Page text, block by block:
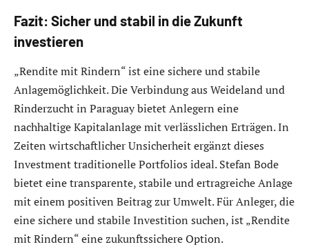
Fazit: Sicher und stabil in die Zukunft
investieren
„Rendite mit Rindern“ ist eine sichere und stabile
Anlagemöglichkeit. Die Verbindung aus Weideland und
Rinderzucht in Paraguay bietet Anlegern eine
nachhaltige Kapitalanlage mit verlässlichen Erträgen. In
Zeiten wirtschaftlicher Unsicherheit ergänzt dieses
Investment traditionelle Portfolios ideal. Stefan Bode
bietet eine transparente, stabile und ertragreiche Anlage
mit einem positiven Beitrag zur Umwelt. Für Anleger, die
eine sichere und stabile Investition suchen, ist „Rendite
mit Rindern“ eine zukunftssichere Option.